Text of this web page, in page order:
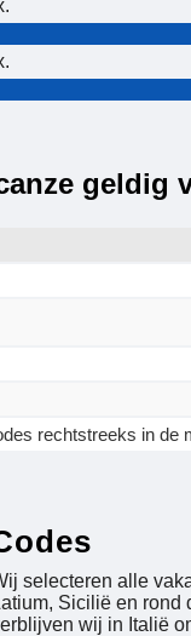
geldig
rechtstreeks in de
selecteren alle
Sicilië en
wij in Italië